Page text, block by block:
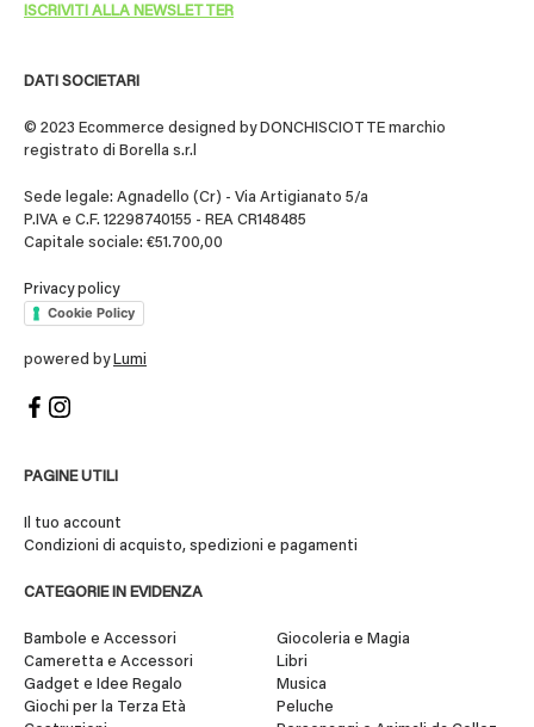
DATI SOCIETARI
© 2023 Ecommerce designed by DONCHISCIOTTE marchio
registrato di Borella s.r.l
Sede legale: Agnadello (Cr) - Via Artigianato 5/a
P.IVA e C.F. 12298740155 - REA CR148485
Capitale sociale: €51.700,00
Privacy policy
Cookie Policy
powered by Lumi
PAGINE UTILI
Il tuo account
Condizioni di acquisto, spedizioni e pagamenti
CATEGORIE IN EVIDENZA
Bambole e Accessori
Cameretta e Accessori
Gadget e Idee Regalo
Giochi per la Terza Età
Giocoleria e Magia
Libri
Musica
Peluche